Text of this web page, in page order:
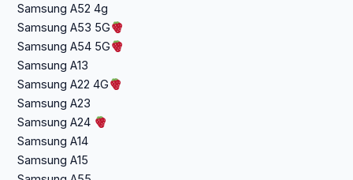
Samsung A52 4g
Samsung A53 5G
Samsung A54 5G
Samsung A13
Samsung A22 4G
Samsung A23
Samsung A24
Samsung A14
Samsung A15